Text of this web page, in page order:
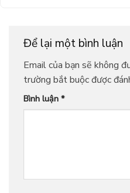
Để lại một bình luận
Email của bạn sẽ không
trường bắt buộc được
Bình luận *